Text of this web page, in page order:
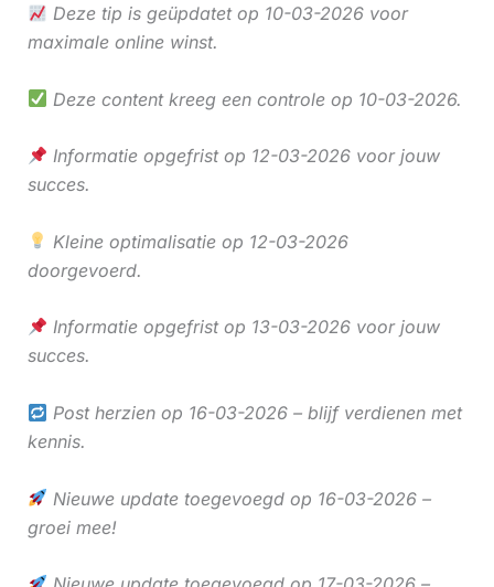
Deze tip is geüpdatet op 10-03-2026 voor
maximale online winst.
Deze content kreeg een controle op 10-03-2026.
Informatie opgefrist op 12-03-2026 voor jouw
succes.
Kleine optimalisatie op 12-03-2026
doorgevoerd.
Informatie opgefrist op 13-03-2026 voor jouw
succes.
Post herzien op 16-03-2026 – blijf verdienen met
kennis.
Nieuwe update toegevoegd op 16-03-2026 –
groei mee!